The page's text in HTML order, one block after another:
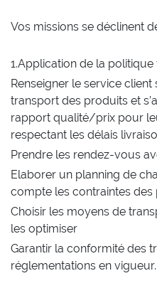
Vos missions se déclinent
1.Application de la
Renseigner le service
transport des produits et
rapport qualité/prix pour
respectant les délais
Prendre les rendez-vous
Elaborer un planning de
compte les contraintes des
Choisir les moyens de
les optimiser
Garantir la conformité des
réglementations en vigueur.